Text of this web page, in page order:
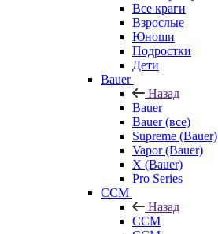
Все краги
Взрослые
Юноши
Подростки
Дети
Bauer
Назад
Bauer
Bauer (все)
Supreme (Bauer)
Vapor (Bauer)
X (Bauer)
Pro Series
CCM
Назад
CCM